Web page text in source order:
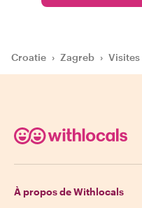
Croatie › Zagreb › Visites
À propos de Withlocals